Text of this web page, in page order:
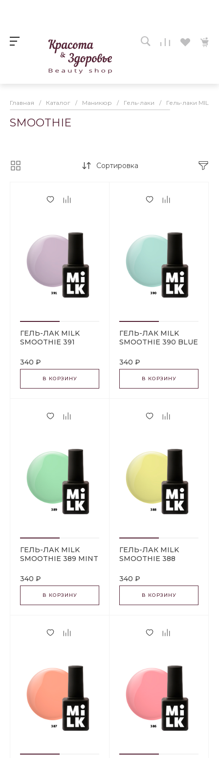
Главная / Каталог / Маникюр / Гель-лаки / Гель-лаки MILK
SMOOTHIE
Сортировка
ГЕЛЬ-ЛАК MILK
SMOOTHIE 391
340 ₽
В КОРЗИНУ
ГЕЛЬ-ЛАК MILK
SMOOTHIE 390 BLUE
340 ₽
В КОРЗИНУ
ГЕЛЬ-ЛАК MILK
SMOOTHIE 389 MINT
340 ₽
В КОРЗИНУ
ГЕЛЬ-ЛАК MILK
SMOOTHIE 388
340 ₽
В КОРЗИНУ